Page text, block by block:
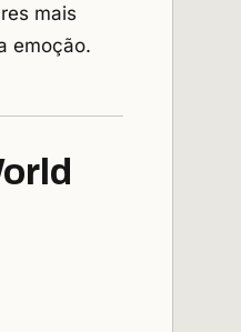
mais
emoção.